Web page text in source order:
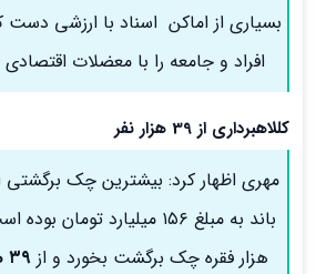
بسیاری از اماکن اسناد با ارزشی دست
افراد و جامعه را با معضلات
کللاهبرداری از 39 هزار نفر
مهری اظهار کرد: بیشترین چک برگشتی
هزار فقره چک برگشت بخورد و از